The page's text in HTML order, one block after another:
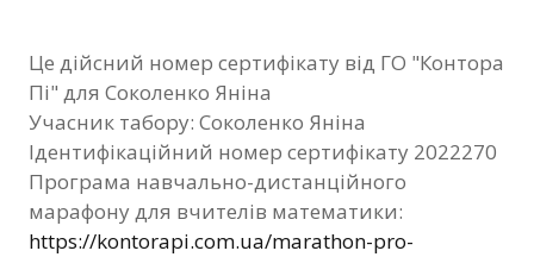
Фотозвіт
Видані сертифікати
Контакти
Це дійсний номер сертифікату від ГО "Контора
Пі" для Соколенко Яніна
Учасник табору: Соколенко Яніна
Ідентифікаційний номер сертифікату 2022270
Програма навчально-дистанційного
марафону для вчителів математики:
https://kontorapi.com.ua/marathon-pro-